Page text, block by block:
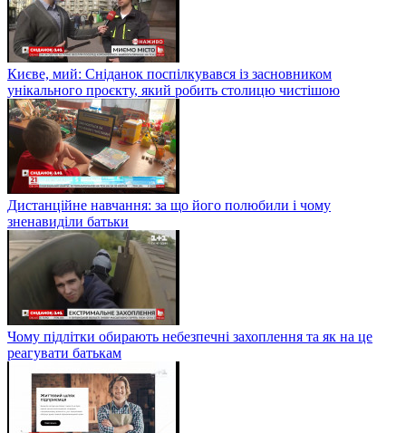
Києве, мий: Сніданок поспілкувався із засновником
унікального проєкту, який робить столицю чистішою
Дистанційне навчання: за що його полюбили і чому
зненавиділи батьки
Чому підлітки обирають небезпечні захоплення та як на це
реагувати батькам